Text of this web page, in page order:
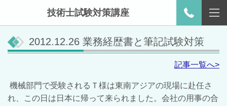
技術士試験対策講座
2012.12.26 業務経歴書と筆記試験対策
記事一覧へ>
機械部門で受験されるＴ様は東南アジアの現場に赴任さ
れ、この日は日本に帰って来られました。会社の用事の合